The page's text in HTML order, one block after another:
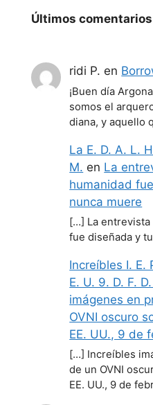
Últimos comentarios
ridi P. en
¡Buen día
somos el
diana, y aquello
La E. D. A. L.
M. en La
humanidad
nunca muere
[…] La entrevista
fue diseñada y
Increíbles I. E.
E. U. 9. D. F.
imágenes en
OVNI oscuro
EE. UU., 9 de
[…] Increíbles
de un OVNI
EE. UU., 9 de